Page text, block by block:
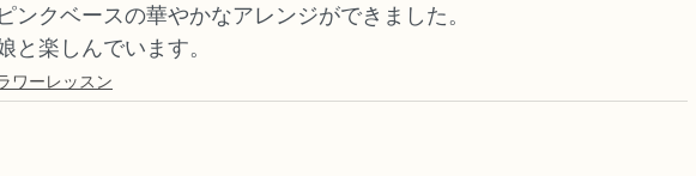
ンクベースの華やかなアレンジができました。
と楽しんでいます。
ワーレッスン